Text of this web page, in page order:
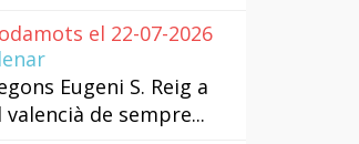
el 22-07-2026
Eugeni S. Reig a
valencià de sempre...